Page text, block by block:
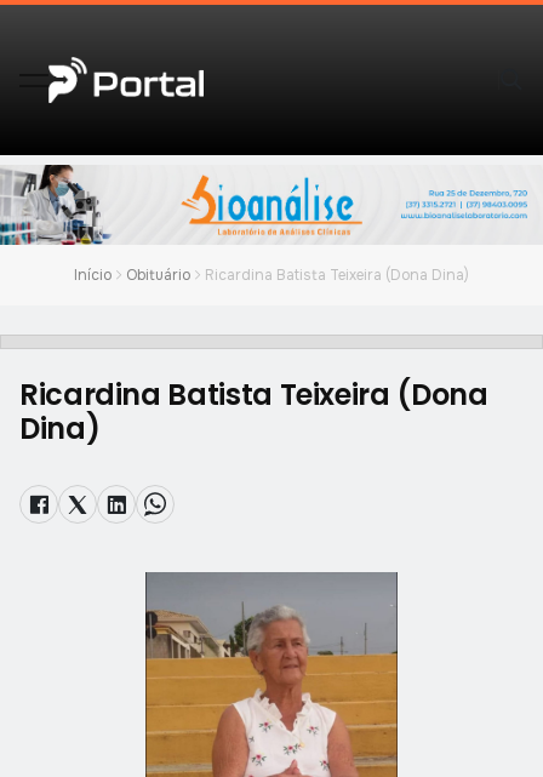
Início Obituário Ricardina Batista Teixeira (Dona Dina)
Ricardina Batista Teixeira (Dona
Dina)